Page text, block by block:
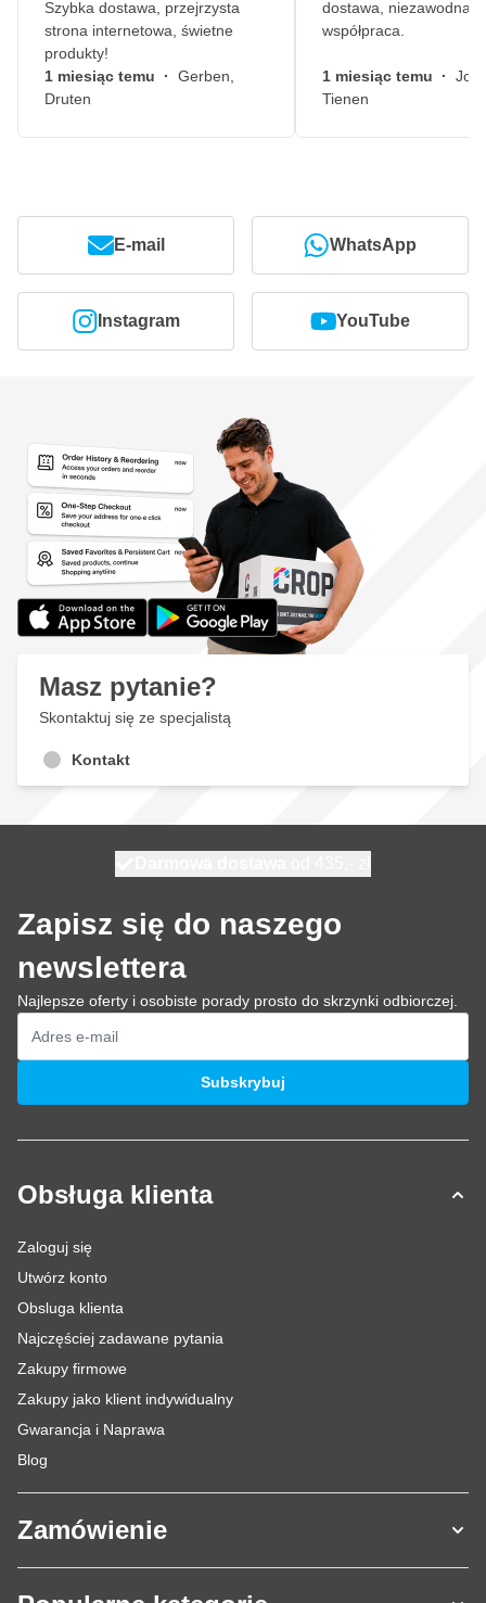
Szybka dostawa, przejrzysta
strona internetowa, świetne
produkty!
1 miesiąc temu · Gerben,
Druten
dostawa, niezawodna
współpraca.
1 miesiąc temu ·
Tienen
E-mail WhatsApp
Instagram YouTube
Masz pytanie?
Skontaktuj się ze specjalistą
Kontakt
Zapisz się do naszego
newslettera
Najlepsze oferty i osobiste porady prosto do skrzynki odbiorczej.
Adres e-mail
Subskrybuj
Obsługa klienta
Zaloguj się
Utwórz konto
Obsluga klienta
Najczęściej zadawane pytania
Zakupy firmowe
Zakupy jako klient indywidualny
Gwarancja i Naprawa
Blog
Zamówienie